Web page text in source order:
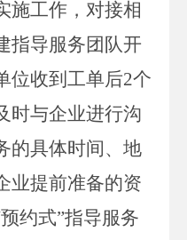
施工作， 对接相
指导服务团队开
位收到 工单后2个
时与企业进行沟
的具体时间、地
业提前准备的资
预约式”指导服务